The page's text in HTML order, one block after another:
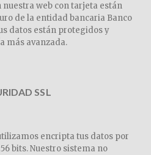
web con tarjeta están
de la entidad bancaria Banco
datos están protegidos y
más avanzada.
SSL
encripta tus datos por
bits. Nuestro sistema no